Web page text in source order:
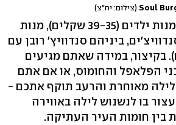
(צילום: יח"צ)
בנוסף, תמצאו כאן מנות ילדים (39-35 שקלים), מנות
ביניהם סנדוויץ' רובן עם
שקלים). בקיצור, במידה שאתם מגיעים
הפלאפל והחומוס, או אם אתם
מאוחרת והרעב תוקף אתכם -
בו לנשנוש לילה באווירה
בין חומות העיר העתיקה.